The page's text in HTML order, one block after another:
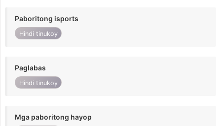
Paboritong isports
Hindi tinukoy
Paglabas
Hindi tinukoy
Mga paboritong hayop